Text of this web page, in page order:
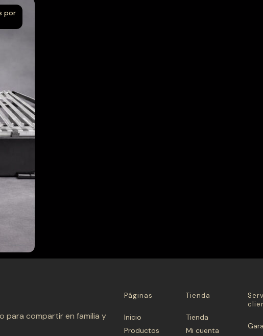
por
para compartir en familia y
Páginas
Inicio
Productos
Tienda
Tienda
Mi cuenta